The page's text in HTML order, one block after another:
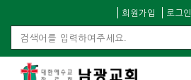
회원가입 로그인